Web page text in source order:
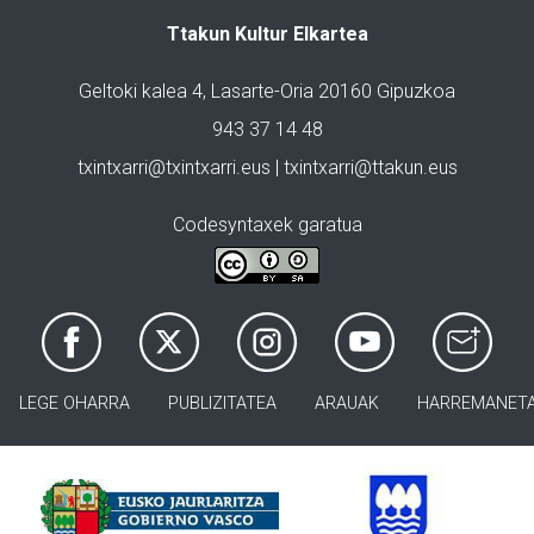
Ttakun Kultur Elkartea
Geltoki kalea 4, Lasarte-Oria 20160 Gipuzkoa
943 37 14 48
txintxarri@txintxarri.eus | txintxarri@ttakun.eus
Codesyntaxek garatua
LEGE OHARRA PUBLIZITATEA ARAUAK